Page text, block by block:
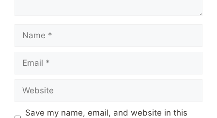
Save my name, email, and website in this